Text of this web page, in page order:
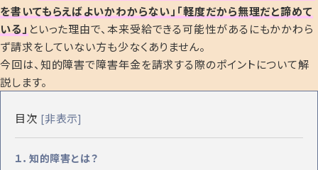
を書いてもらえばよいかわからない」「軽度だから無理だと諦めて
いる」 といった理由で、本来受給できる可能性があるにもかかわら
ず請求をしていない方も少なくありません。
今回は、知的障害で障害年金を請求する際のポイントについて解
説します。
目次 [非表示]
１．知的障害とは？